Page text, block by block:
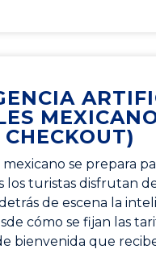
se prepara
los turistas disfrutan
de escena la
cómo se fijan las
bienvenida que